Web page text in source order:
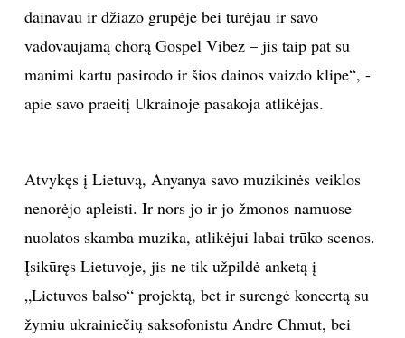
PRENUMERUOK
Prenumeruodami portalą,
taisyklėmis
dainavau ir džiazo grupėje bei turėjau ir savo
vadovaujamą chorą Gospel Vibez – jis taip pat su
manimi kartu pasirodo ir šios dainos vaizdo klipe“, -
apie savo praeitį Ukrainoje pasakoja atlikėjas.
Atvykęs į Lietuvą, Anyanya savo muzikinės veiklos
nenorėjo apleisti. Ir nors jo ir jo žmonos namuose
nuolatos skamba muzika, atlikėjui labai trūko scenos.
Įsikūręs Lietuvoje, jis ne tik užpildė anketą į
„Lietuvos balso“ projektą, bet ir surengė koncertą su
žymiu ukrainiečių saksofonistu Andre Chmut, bei